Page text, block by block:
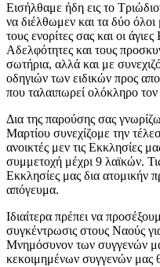
Εισήλθαμε ήδη εις το
να διέλθωμεν και τα δύο όλοι
τους ενορίτες σας και οι
Αδελφότητες και τους
σωτήρια, αλλά και με
οδηγιών των ειδικών προς
που ταλαιπωρεί ολόκληρο
Δια της παρούσης σας
Μαρτίου συνεχίζομε την
ανοικτές μεν τις Εκκλησίες
συμμετοχή μέχρι 9 λαϊκών.
Εκκλησίες μας δια ατομικήν
απόγευμα.
Ιδιαίτερα πρέπει να
συγκέντρωσις στους Ναούς
Μνημόσυνον των συγγενών
κεκοιμημένων συγγενών μας